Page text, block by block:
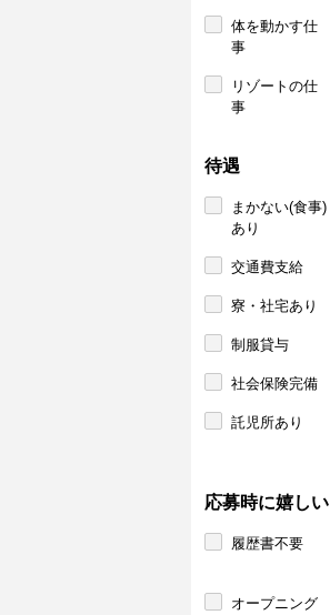
体を動かす仕
事
リゾートの仕
事
待遇
まかない(食事)
あり
交通費支給
寮・社宅あり
制服貸与
社会保険完備
託児所あり
応募時に嬉しい
履歴書不要
オープニング